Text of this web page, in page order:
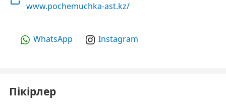
www.pochemuchka-ast.kz/
WhatsApp Instagram
Пікірлер